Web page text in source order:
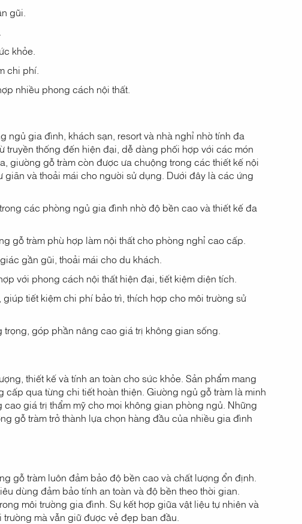
gũi.
khỏe.
chi phí.
nhiều phong cách nội thất.
gia đình, khách sạn, resort và nhà nghỉ nhờ tính đa
thống đến hiện đại, dễ dàng phối hợp với các món
giường gỗ tràm còn được ưa chuộng trong các thiết kế nội
và thoải mái cho người sử dụng. Dưới đây là các ứng
các phòng ngủ gia đình nhờ độ bền cao và thiết kế đa
gỗ tràm phù hợp làm nội thất cho phòng nghỉ cao cấp.
gần gũi, thoải mái cho du khách.
với phong cách nội thất hiện đại, tiết kiệm diện tích.
tiết kiệm chi phí bảo trì, thích hợp cho môi trường sử
góp phần nâng cao giá trị không gian sống.
thiết kế và tính an toàn cho sức khỏe. Sản phẩm mang
qua từng chi tiết hoàn thiện. Giường ngủ gỗ tràm là minh
giá trị thẩm mỹ cho mọi không gian phòng ngủ. Những
gỗ tràm trở thành lựa chọn hàng đầu của nhiều gia đình
gỗ tràm luôn đảm bảo độ bền cao và chất lượng ổn định.
dùng đảm bảo tính an toàn và độ bền theo thời gian.
môi trường gia đình. Sự kết hợp giữa vật liệu tự nhiên và
mà vẫn giữ được vẻ đẹp ban đầu.